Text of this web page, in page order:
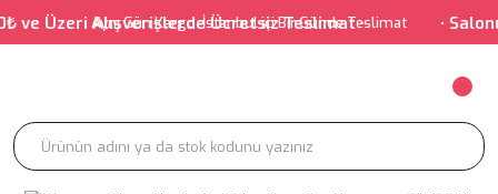
Aynı Gün Kargo-İstanbul içi Bir Günde Teslimat
Alışverişlerde Ücretsiz Teslimat • • Salonumuz